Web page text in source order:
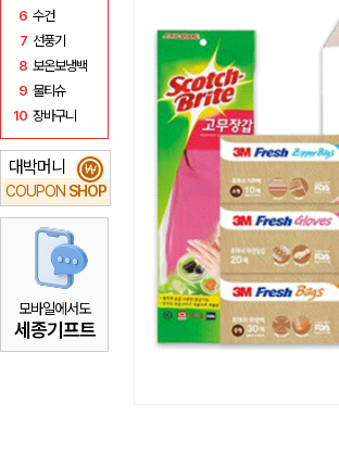
6 수건
7 선풍기
8 보온보냉백
9 물티슈
10 장바구니
대박머니
COUPON SHOP
₩
모바일에서도
세종기프트